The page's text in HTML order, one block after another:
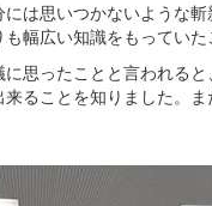
には思いつかないような
幅広い知識をもっていた
に思ったことと言われる
ることを知りました。